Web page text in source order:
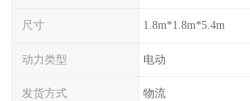
尺寸 1.8m*1.8m*5.4m
动力类型 电动
发货方式 物流